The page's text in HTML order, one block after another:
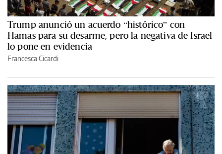
Trump anunció un acuerdo “histórico” con
Hamas para su desarme, pero la negativa de Israel
lo pone en evidencia
Francesca Cicardi